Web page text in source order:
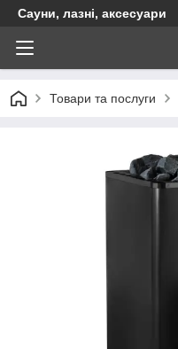
Сауни, лазні, аксесуари
Товари та послуги